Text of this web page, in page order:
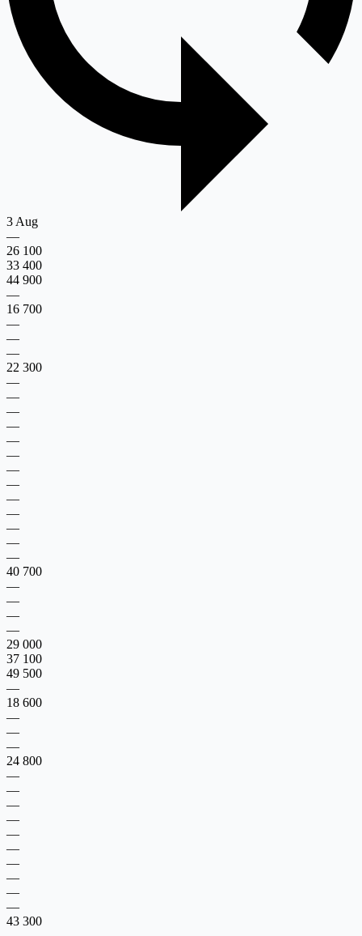
3 Aug
—
26 100
33 400
44 900
—
16 700
—
—
—
22 300
—
—
—
—
—
—
—
—
—
—
—
—
—
40 700
—
—
—
—
29 000
37 100
49 500
—
18 600
—
—
—
24 800
—
—
—
—
—
—
—
—
—
—
43 300